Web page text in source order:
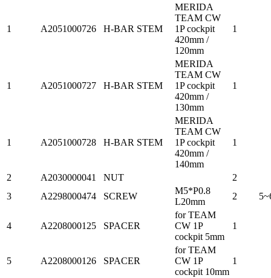
1 A2051000726 H-BAR STEM
MERIDA
TEAM CW
1P cockpit
420mm /
120mm
1
1 A2051000727 H-BAR STEM
MERIDA
TEAM CW
1P cockpit
420mm /
130mm
1
1 A2051000728 H-BAR STEM
MERIDA
TEAM CW
1P cockpit
420mm /
140mm
1
2 A2030000041 NUT
2
3
A2298000474 SCREW
M5*P0.8
L20mm
2
4 A2208000125 SPACER
for TEAM
CW 1P
cockpit 5mm
1
5 A2208000126 SPACER
for TEAM
CW 1P
cockpit 10mm
1